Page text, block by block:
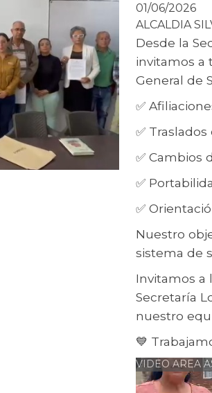
01/06/2026
ALCALDIA
​Desde la
invitamos a
General de
✅
✅ Traslados
✅ Cambios
✅
✅
Nuestro
sistema de
Invitamos a
Secretaría
nuestro
💙
VIDEO AREA